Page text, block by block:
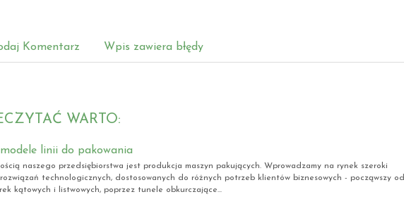
Komentarz Wpis zawiera błędy
WARTO:
linii do pakowania
naszego przedsiębiorstwa jest produkcja maszyn pakujących. Wprowadzamy na rynek szeroki
technologicznych, dostosowanych do różnych potrzeb klientów biznesowych - począwszy od
kątowych i listwowych, poprzez tunele obkurczające...